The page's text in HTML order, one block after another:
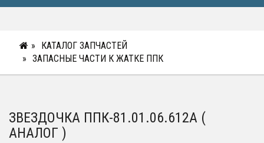
КАТАЛОГ ЗАПЧАСТЕЙ
ЗАПАСНЫЕ ЧАСТИ К ЖАТКЕ ППК
ЗВЕЗДОЧКА ППК-81.01.06.612А (
АНАЛОГ )